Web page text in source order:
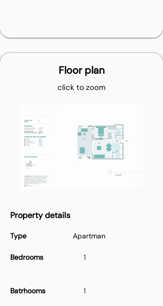
Floor plan
click to zoom
Property details
Type
Bedrooms
Apartman
1
Batrhooms 1